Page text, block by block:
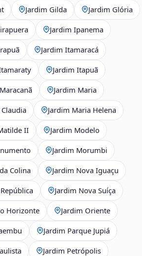
Jardim Gilda Jardim Glória
Jardim Ipanema
Jardim Itamaracá
Jardim Itapuã
Jardim Maria
Jardim Maria Helena
II Jardim Modelo
Jardim Morumbi
Colina Jardim Nova Iguaçu
Jardim Nova Suíça
Horizonte Jardim Oriente
Jardim Parque Jupiá
Jardim Petrópolis